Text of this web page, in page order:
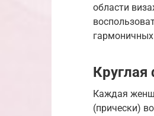
области
Каждая
(прически)